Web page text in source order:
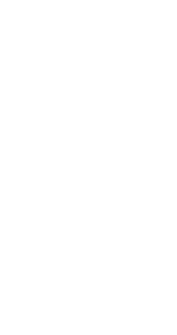
o bronz
Borbélyho